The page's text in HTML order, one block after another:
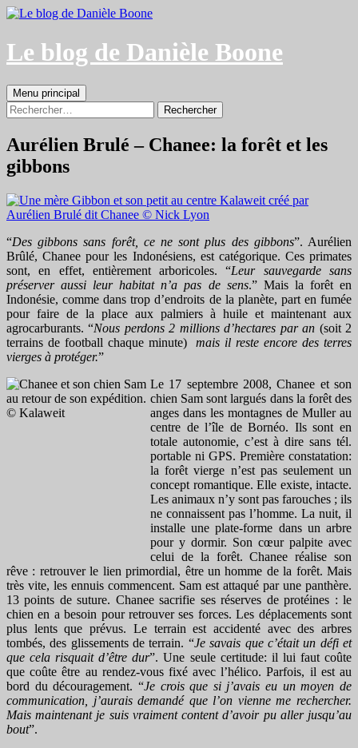
Aller
contenu
Le blog de Danièle Boone
Recherche
Menu principal
Rechercher :
Aurélien Brulé – Chanee: la forêt et les
gibbons
“Des gibbons sans forêt, ce ne sont plus des gibbons”. Aurélien
Brûlé, Chanee pour les Indonésiens, est catégorique. Ces primates
sont, en effet, entièrement arboricoles. “Leur sauvegarde sans
préserver aussi leur habitat n’a pas de sens.” Mais la forêt en
Indonésie, comme dans trop d’endroits de la planète, part en fumée
pour faire de la place aux palmiers à huile et maintenant aux
agrocarburants. “Nous perdons 2 millions d’hectares par an (soit 2
terrains de football chaque minute)mais il reste encore des terres
vierges à protéger.”
Le 17 septembre 2008, Chanee et son
chien Sam sont largués dans la forêt des
anges dans les montagnes de Muller au
centre de l’île de Bornéo. Ils sont en
totale autonomie, c’est à dire sans tél.
portable ni GPS. Première constatation:
la forêt vierge n’est pas seulement un
concept romantique. Elle existe, intacte.
Les animaux n’y sont pas farouches ; ils
ne connaissent pas l’homme. La nuit, il
installe une plate-forme dans un arbre
pour y dormir. Son cœur palpite avec
celui de la forêt. Chanee réalise son
rêve : retrouver le lien primordial, être un homme de la forêt. Mais
très vite, les ennuis commencent. Sam est attaqué par une panthère.
13 points de suture. Chanee sacrifie ses réserves de protéines : le
chien en a besoin pour retrouver ses forces. Les déplacements sont
plus lents que prévus. Le terrain est accidenté avec des arbres
tombés, des glissements de terrain. “Je savais que c’était un défi et
que cela risquait d’être dur”. Une seule certitude: il lui faut coûte
que coûte être au rendez-vous fixé avec l’hélico. Parfois, il est au
bord du découragement. “Je crois que si j’avais eu un moyen de
communication, j’aurais demandé que l’on vienne me rechercher.
Mais maintenant je suis vraiment content d’avoir pu aller jusqu’au
bout”.